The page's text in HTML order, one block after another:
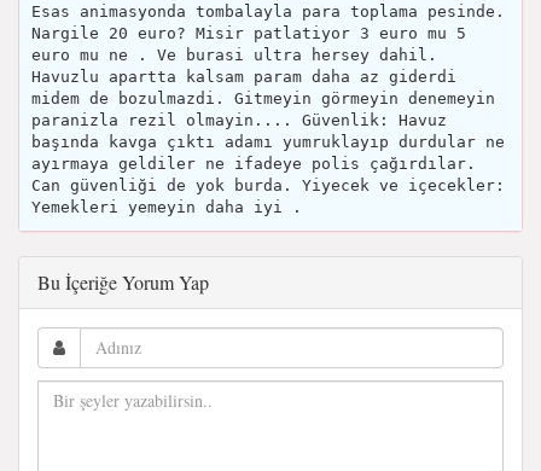
Esas animasyonda tombalayla para toplama pesinde.
Nargile 20 euro? Misir patlatiyor 3 euro mu 5
euro mu ne . Ve burasi ultra hersey dahil.
Havuzlu apartta kalsam param daha az giderdi
midem de bozulmazdi. Gitmeyin görmeyin denemeyin
paranizla rezil olmayin.... Güvenlik: Havuz
başında kavga çıktı adamı yumruklayıp durdular ne
ayırmaya geldiler ne ifadeye polis çağırdılar.
Can güvenliği de yok burda. Yiyecek ve içecekler:
Yemekleri yemeyin daha iyi .
Bu İçeriğe Yorum Yap